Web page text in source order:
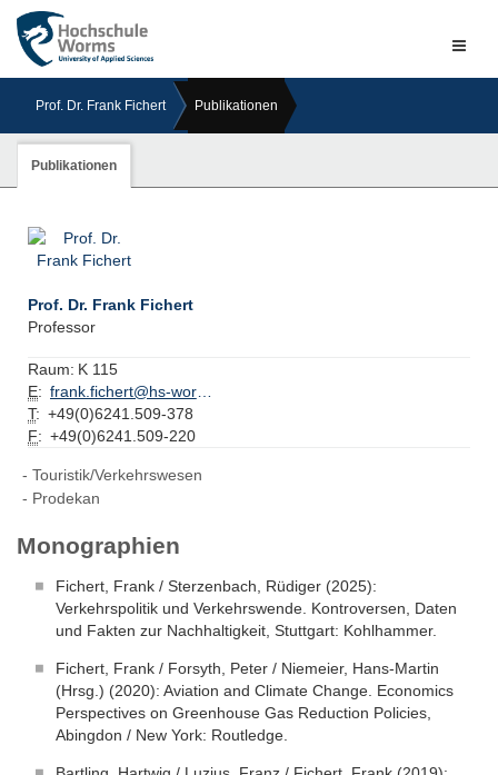
Prof. Dr. Frank Fichert Publikationen
Publikationen
Prof. Dr. Frank Fichert
Professor
Raum: K 115
E:
frank.fichert@hs-worms.de
T: +49(0)6241.509-378
F: +49(0)6241.509-220
Touristik/Verkehrswesen
Prodekan
Monographien
Fichert, Frank / Sterzenbach, Rüdiger (2025):
Verkehrspolitik und Verkehrswende. Kontroversen, Daten
und Fakten zur Nachhaltigkeit, Stuttgart: Kohlhammer.
Fichert, Frank / Forsyth, Peter / Niemeier, Hans-Martin
(Hrsg.) (2020): Aviation and Climate Change. Economics
Perspectives on Greenhouse Gas Reduction Policies,
Abingdon / New York: Routledge.